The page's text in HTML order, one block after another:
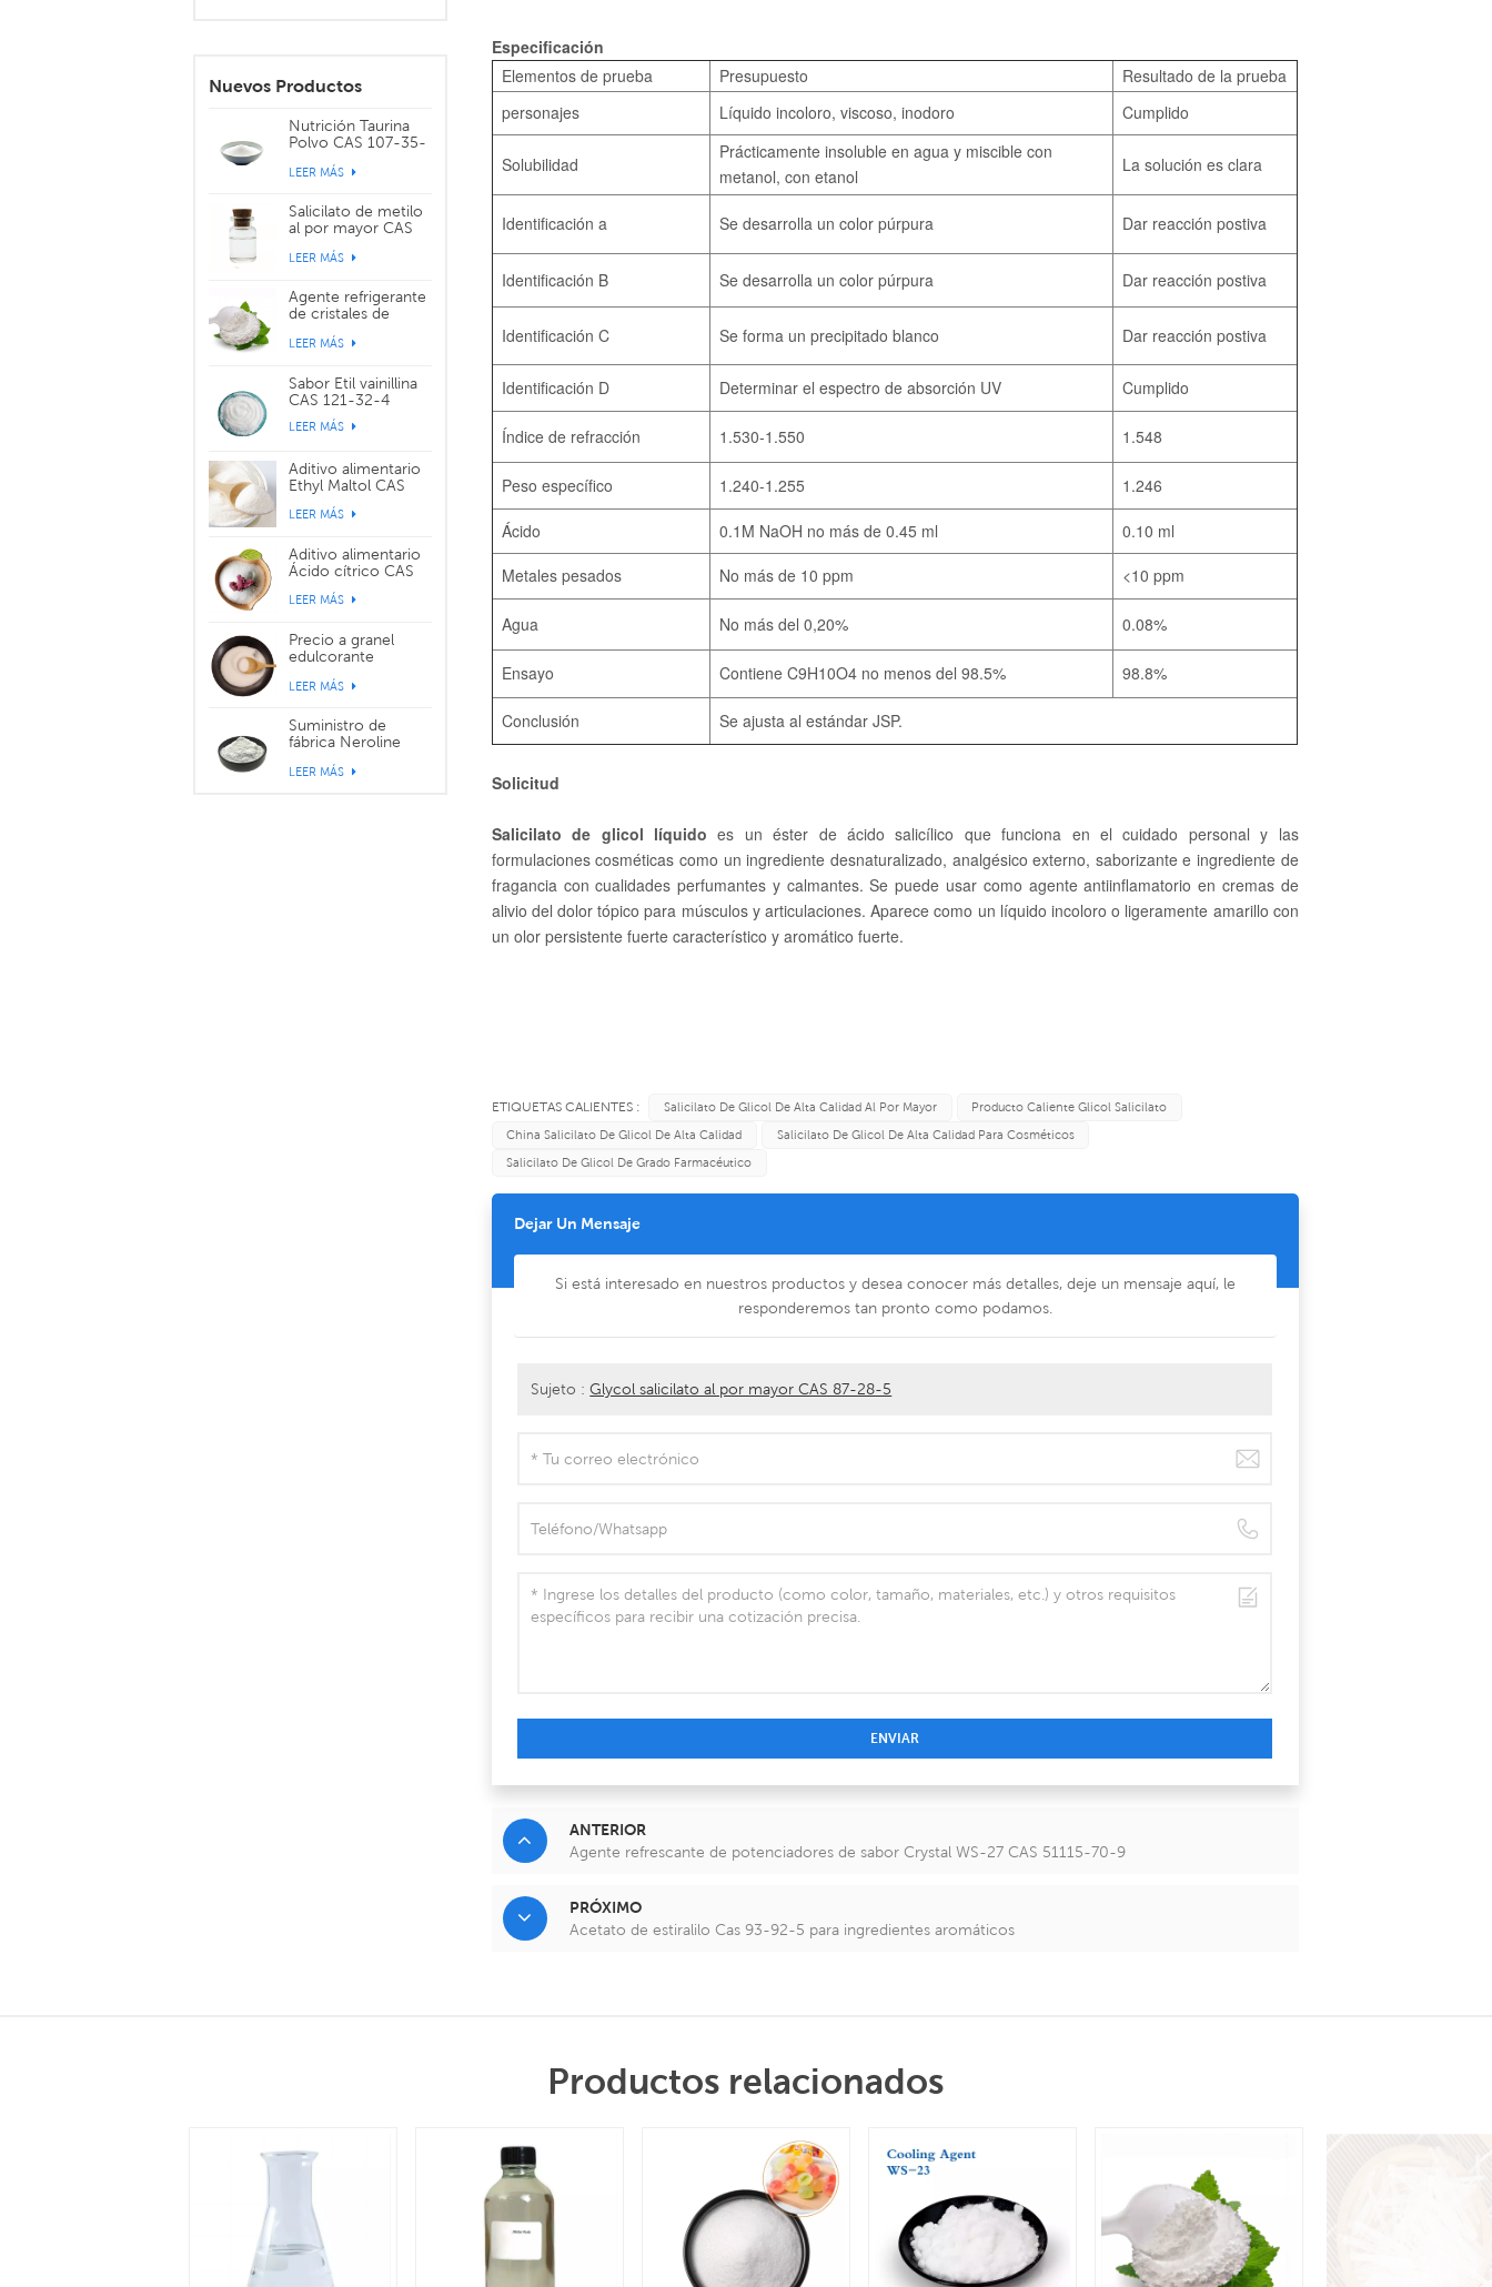
Nuevos Productos
Nutrición Taurina
Polvo CAS 107-35-
LEER MÁS
Salicilato de metilo
al por mayor CAS
LEER MÁS
Agente refrigerante
de cristales de
39711-79-0
LEER MÁS
Sabor Etil vainillina
CAS 121-32-4
LEER MÁS
Aditivo alimentario
Ethyl Maltol CAS
LEER MÁS
Aditivo alimentario
Ácido cítrico CAS
LEER MÁS
Precio a granel
edulcorante
sucralosa CAS
LEER MÁS
Suministro de
fábrica Neroline
04-9
LEER MÁS
Especificación
Elementos de prueba
Presupuesto
Resultado de la prueba
personajes
Líquido incoloro, viscoso, inodoro Cumplido
Solubilidad
Prácticamente insoluble en agua y miscible con
metanol, con etanol
La solución es clara
Identificación a Se desarrolla un color púrpura Dar reacción postiva
Identificación B Se desarrolla un color púrpura Dar reacción postiva
Identificación C Se forma un precipitado blanco Dar reacción postiva
Identificación D Determinar el espectro de absorción UV Cumplido
Índice de refracción 1.530-1.550 1.548
Peso específico 1.240-1.255 1.246
Ácido 0.1M NaOH no más de 0.45 ml
0.10 ml
Metales pesados
No más de 10 ppm <10 ppm
Agua No más del 0,20% 0.08%
Ensayo Contiene C9H10O4 no menos del 98.5% 98.8%
Conclusión Se ajusta al estándar JSP.
Solicitud
Salicilato de glicol líquido es un éster de ácido salicílico que funciona en el cuidado personal y las
formulaciones cosméticas como un ingrediente desnaturalizado, analgésico externo, saborizante e ingrediente de
fragancia con cualidades perfumantes y calmantes. Se puede usar como agente antiinflamatorio en cremas de
alivio del dolor tópico para músculos y articulaciones. Aparece como un líquido incoloro o ligeramente amarillo con
un olor persistente fuerte característico y aromático fuerte.
ETIQUETAS CALIENTES : Salicilato De Glicol De Alta Calidad Al Por Mayor
Producto Caliente Glicol Salicilato
China Salicilato De Glicol De Alta Calidad
Salicilato De Glicol De Alta Calidad Para Cosméticos
Salicilato De Glicol De Grado Farmacéutico
Dejar Un Mensaje
Si está interesado en nuestros productos y desea conocer más detalles, deje un mensaje aquí, le
responderemos tan pronto como podamos.
Sujeto :Glycol salicilato al por mayor CAS 87-28-5
ENVIAR
ANTERIOR
Agente refrescante de potenciadores de sabor Crystal WS-27 CAS 51115-70-9
PRÓXIMO
Acetato de estiralilo Cas 93-92-5 para ingredientes aromáticos
Productos relacionados